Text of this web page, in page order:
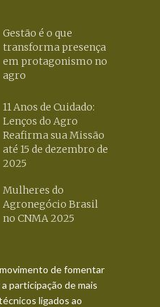
Gestão é o que
transforma presença
em protagonismo no
agro
11 Anos de Cuidado:
Lenços do Agro
Reafirma sua Missão
até 15 de dezembro de
2025
Mulheres do
Agronegócio Brasil
no CNMA 2025
de fomentar
participação de mais
ligados ao